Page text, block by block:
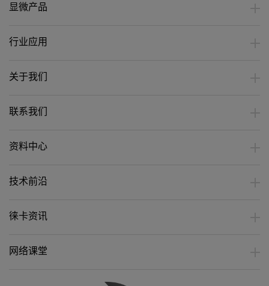
显微产品
行业应用
关于我们
联系我们
资料中心
技术前沿
徕卡资讯
网络课堂